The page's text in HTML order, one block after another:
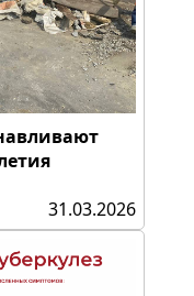
31.03.2026